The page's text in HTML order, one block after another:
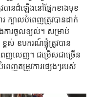
ានដំឡើងនៅផ្នែកខាងមុខ
ក្បាលបំពេញត្រូវបានដាក់
ងការចូលខ្យល់។ សម្រាប់
ពស់ ឧបករណ៍ផ្លុំត្រូវបាន
ពេញលេញ។ ជម្រើសជាច្រើន
ពេញតម្រូវការផ្សេងៗរបស់